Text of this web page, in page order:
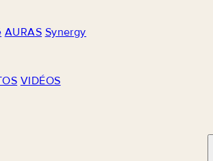
AURAS Synergy
VIDÉOS